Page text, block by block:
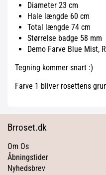
Diameter 23 cm
Hale længde 60 cm
Total længde 74 cm
Størrelse badge 58 mm
Demo Farve Blue Mist,
Tegning kommer snart :)
Farve 1 bliver rosettens
Brroset.dk
Om Os
Åbningstider
Nyhedsbrev